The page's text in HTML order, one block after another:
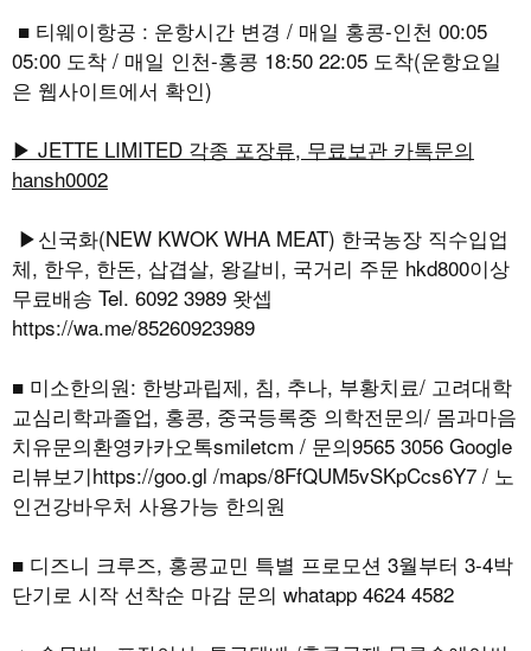
■ 티웨이항공 : 운항시간 변경 / 매일 홍콩-인천 00:05
05:00 도착 / 매일 인천-홍콩 18:50 22:05 도착(운항요일
은 웹사이트에서 확인)
▶ JETTE LIMITED 각종 포장류, 무료보관 카톡문의
hansh0002
▶신국화(NEW KWOK WHA MEAT) 한국농장 직수입업
체, 한우, 한돈, 삽겹살, 왕갈비, 국거리 주문 hkd800이상
무료배송 Tel. 6092 3989 왓셉
https://wa.me/85260923989
■ 미소한의원: 한방과립제, 침, 추나, 부황치료/ 고려대학
교심리학과졸업, 홍콩, 중국등록중 의학전문의/ 몸과마음
치유문의환영카카오톡smiletcm / 문의9565 3056 Google
리뷰보기https://goo.gl /maps/8FfQUM5vSKpCcs6Y7 / 노
인건강바우처 사용가능 한의원
■ 디즈니 크루즈, 홍콩교민 특별 프로모션 3월부터 3-4박
단기로 시작 선착순 마감 문의 whatapp 4624 4582